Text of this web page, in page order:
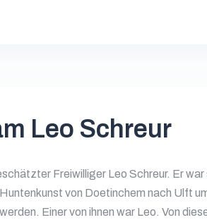
Leo Schreur
Freiwilliger Leo Schreur. Er
von Doetinchem nach Ulft
Einer von ihnen war Leo. Von